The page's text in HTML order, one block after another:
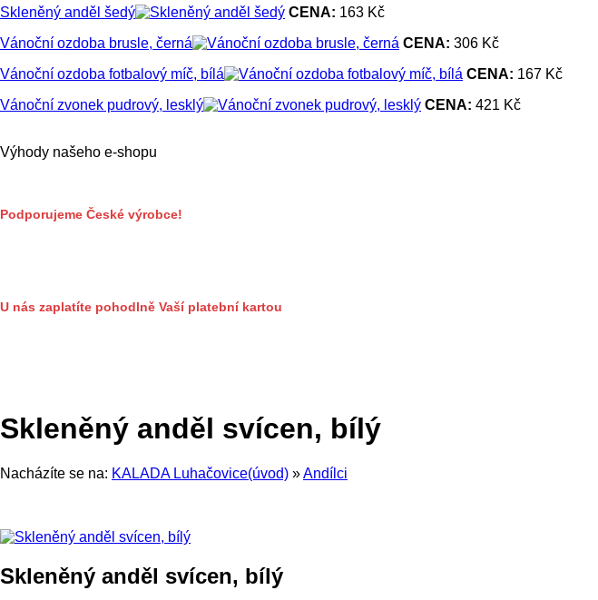
Skleněný anděl šedý
CENA: 163 Kč
Vánoční ozdoba brusle, černá
CENA: 306 Kč
Vánoční ozdoba fotbalový míč, bílá
CENA: 167 Kč
Vánoční zvonek pudrový, lesklý
CENA: 421 Kč
Výhody našeho e-shopu
Podporujeme České výrobce!
U nás zaplatíte pohodlně Vaší platební kartou
Skleněný anděl svícen, bílý
Nacházíte se na: KALADA Luhačovice(úvod) »Andílci
Skleněný anděl svícen, bílý